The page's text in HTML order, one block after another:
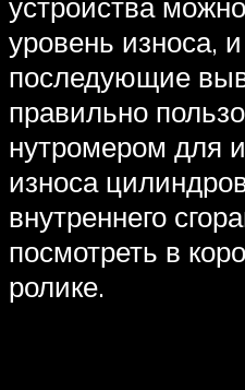
устройства
уровень износа,
последующие
правильно
нутромером для
износа
внутреннего
посмотреть в
ролике.